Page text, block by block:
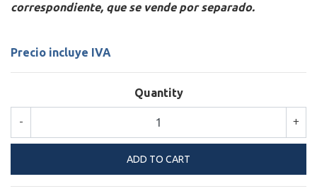
correspondiente, que se vende por separado.
Precio incluye IVA
Quantity
+
-